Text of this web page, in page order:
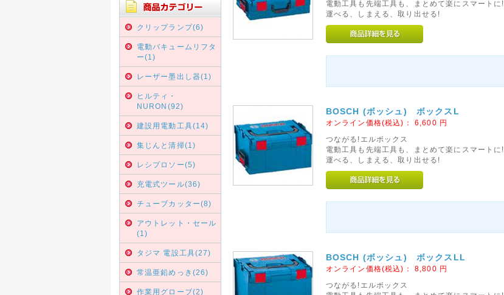
クリップランプ(6)
電動バキュームリフタ
ー(1)
レーザー墨出し器(1)
ヒルティ・
NURON(92)
建設用電動工具(14)
集じんと清掃(1)
レシプロソー(5)
充電式ツール(36)
チューブカッター(8)
アウトレット・セール
(1)
タジマ 電設工具(27)
常温亜鉛めっき(26)
作業用グローブ(2)
電動工具も先端工具も、まとめて楽にスマートに!
運べる、しまえる、取り出せる!
BOSCH (ボッシュ) ボックスL
オンライン価格(税込)： 6,600 円
つながる!エルボックス
電動工具も先端工具も、まとめて楽にスマートに!
運べる、しまえる、取り出せる!
BOSCH (ボッシュ) ボックスLL
オンライン価格(税込)： 8,800 円
つながる!エルボックス